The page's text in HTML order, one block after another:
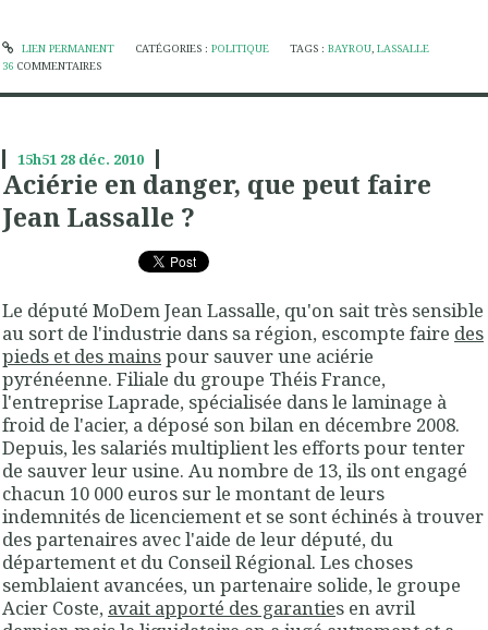
LIEN PERMANENT CATÉGORIES : POLITIQUE TAGS :BAYROU,LASSALLE
36 COMMENTAIRES
15h51 28 déc. 2010
Aciérie en danger, que peut faire
Jean Lassalle ?
Le député MoDem Jean Lassalle, qu'on sait très sensible
au sort de l'industrie dans sa région, escompte faire des
pieds et des mainspour sauver une aciérie
pyrénéenne. Filiale du groupe Théis France,
l'entreprise Laprade, spécialisée dans le laminage à
froid de l'acier, a déposé son bilan en décembre 2008.
Depuis, les salariés multiplient les efforts pour tenter
de sauver leur usine. Au nombre de 13, ils ont engagé
chacun 10 000 euros sur le montant de leurs
indemnités de licenciement et se sont échinés à trouver
des partenaires avec l'aide de leur député, du
département et du Conseil Régional. Les choses
semblaient avancées, un partenaire solide, le groupe
Acier Coste, avait apporté des garanties en avril